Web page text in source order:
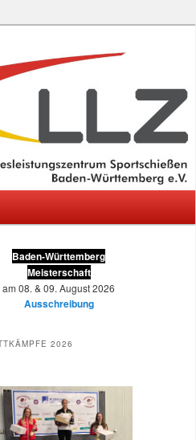
Baden-Württemberg
Meisterschaft
am 08. & 09. August 2026
Ausschreibung
2026